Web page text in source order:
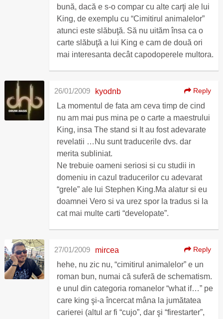
bună, dacă e s-o compar cu alte carţi ale lui
King, de exemplu cu “Cimitirul animalelor”
atunci este slăbuţă. Să nu uităm însa ca o
carte slăbuţă a lui King e cam de două ori
mai interesanta decât capodoperele multora.
kyodnb
26/01/2009 Reply
La momentul de fata am ceva timp de cind
nu am mai pus mina pe o carte a maestrului
King, insa The stand si It au fost adevarate
revelatii …Nu sunt traducerile dvs. dar
merita subliniat.
Ne trebuie oameni seriosi si cu studii in
domeniu in cazul traducerilor cu adevarat
“grele” ale lui Stephen King.Ma alatur si eu
doamnei Vero si va urez spor la tradus si la
cat mai multe carti “developate”.
mircea
27/01/2009 Reply
hehe, nu zic nu, “cimitirul animalelor” e un
roman bun, numai că suferă de schematism.
e unul din categoria romanelor “what if…” pe
care king şi-a încercat mâna la jumătatea
carierei (altul ar fi “cujo”, dar şi “firestarter”,